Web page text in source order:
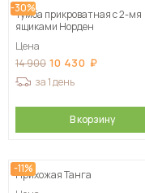
-30%
Тумба прикроватная с 2-мя
ящиками Норден
Цена
14 900 10 430
за 1 день
В корзину
-11%
Прихожая Танга